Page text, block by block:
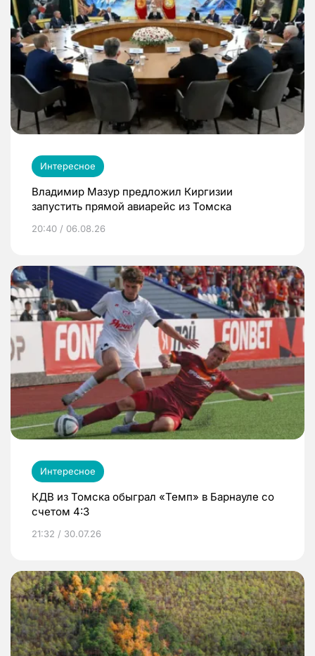
Интересное
Владимир Мазур предложил Киргизии
запустить прямой авиарейс из Томска
20:40 / 06.08.26
Интересное
КДВ из Томска обыграл «Темп» в Барнауле со
счетом 4:3
21:32 / 30.07.26